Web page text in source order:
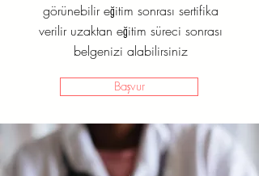
görünebilir eğitim sonrası sertifika
verilir uzaktan eğitim süreci sonrası
belgenizi alabilirsiniz
Başvur